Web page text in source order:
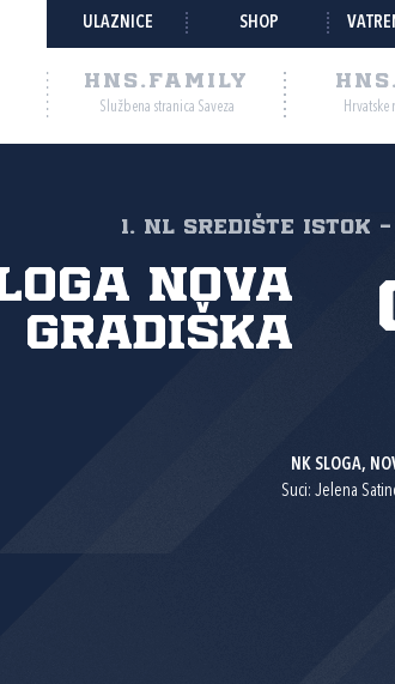
ULAZNICE SHOP
HNS.FAMILY
Službena stranica Saveza
1. NL Središte Istok
Nova
Gradiška
NK SLOGA,
Suci: Jelena